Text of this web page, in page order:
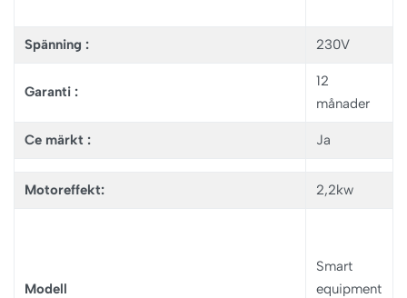
Spänning : 230V
Garanti :
12
månader
Ce märkt : Ja
Motoreffekt: 2,2kw
Modell
Smart
equipment